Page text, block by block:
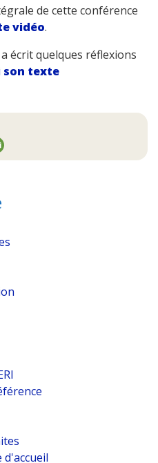
de cette conférence
vidéo.
écrit quelques réflexions
son texte